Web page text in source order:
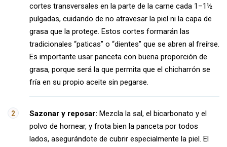
cortes transversales en la parte de la carne cada 1–1½
pulgadas, cuidando de no atravesar la piel ni la capa de
grasa que la protege. Estos cortes formarán las
tradicionales “paticas” o “dientes” que se abren al freírse.
Es importante usar panceta con buena proporción de
grasa, porque será la que permita que el chicharrón se
fría en su propio aceite sin pegarse.
Sazonar y reposar: Mezcla la sal, el bicarbonato y el
polvo de hornear, y frota bien la panceta por todos
lados, asegurándote de cubrir especialmente la piel. El